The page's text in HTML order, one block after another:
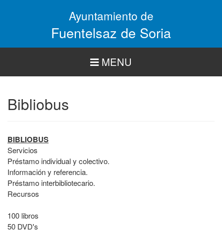
Ayuntamiento de
Fuentelsaz de Soria
MENU
Bibliobus
BIBLIOBUS
Servicios
Préstamo individual y colectivo.
Información y referencia.
Préstamo interbibliotecario.
Recursos
100 libros
50 DVD's